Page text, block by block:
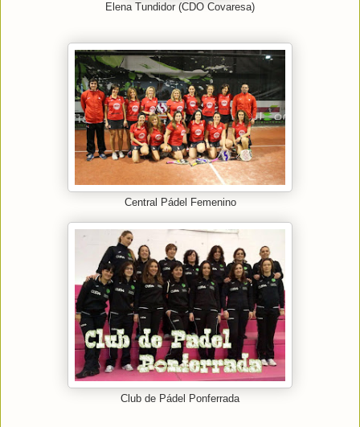
Elena Tundidor (CDO Covaresa)
Central Pádel Femenino
Club de Pádel Ponferrada